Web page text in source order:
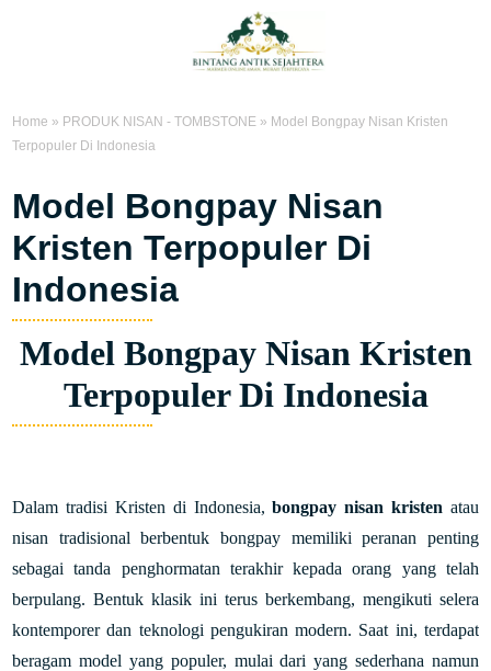
Home » PRODUK NISAN - TOMBSTONE » Model Bongpay Nisan Kristen
Terpopuler Di Indonesia
Model Bongpay Nisan
Kristen Terpopuler Di
Indonesia
Model Bongpay Nisan Kristen
Terpopuler Di Indonesia
Dalam tradisi Kristen di Indonesia,bongpay nisan kristen atau
nisan tradisional berbentuk bongpay memiliki peranan penting
sebagai tanda penghormatan terakhir kepada orang yang telah
berpulang. Bentuk klasik ini terus berkembang, mengikuti selera
kontemporer dan teknologi pengukiran modern. Saat ini, terdapat
beragam model yang populer, mulai dari yang sederhana namun